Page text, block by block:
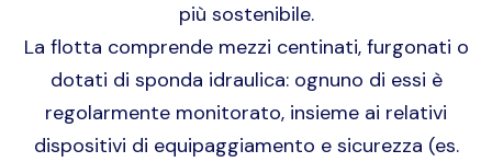
più sostenibile.
La flotta comprende mezzi centinati, furgonati o
dotati di sponda idraulica: ognuno di essi è
regolarmente monitorato, insieme ai relativi
dispositivi di equipaggiamento e sicurezza (es.